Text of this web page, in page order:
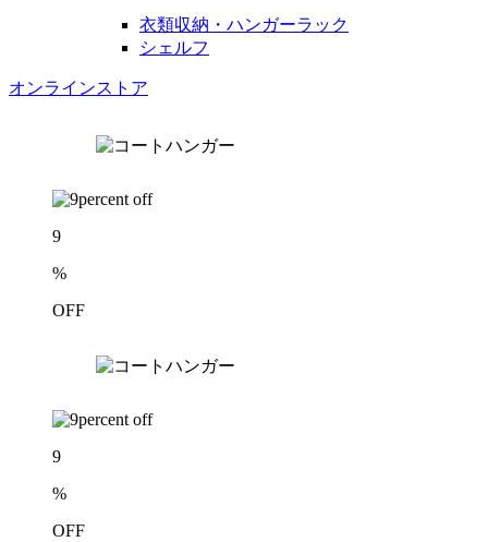
衣類収納・ハンガーラック
シェルフ
オンラインストア
9
%
OFF
9
%
OFF